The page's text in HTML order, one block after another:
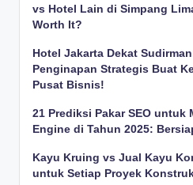
vs Hotel Lain di Simpang
Worth It?
Hotel Jakarta Dekat
Penginapan Strategis Buat
Pusat Bisnis!
21 Prediksi Pakar SEO untuk
Engine di Tahun 2025:
Kayu Kruing vs Jual Kayu
untuk Setiap Proyek